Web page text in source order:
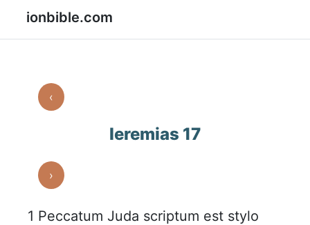
ionbible.com
‹
Ieremias 17
›
1 Peccatum Juda scriptum est stylo